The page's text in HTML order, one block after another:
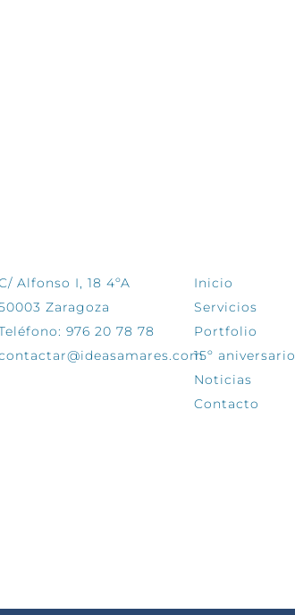
Alfonso I, 18 4ºA
Zaragoza
976 20 78 78
Inicio
Servicios
Portfolio
15º aniversario
Noticias
Contacto